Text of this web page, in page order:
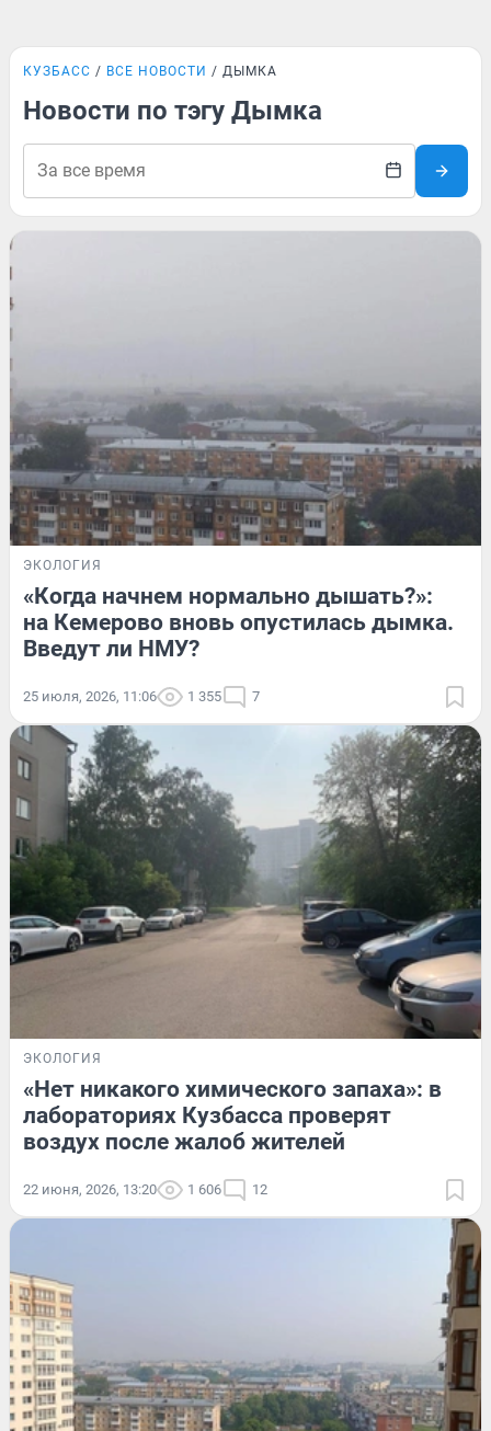
КУЗБАСС ВСЕ НОВОСТИ ДЫМКА
Новости по тэгу Дымка
ЭКОЛОГИЯ
«Когда начнем нормально дышать?»:
на Кемерово вновь опустилась дымка.
Введут ли НМУ?
25 июля, 2026, 11:06 1 355 7
ЭКОЛОГИЯ
«Нет никакого химического запаха»: в
лабораториях Кузбасса проверят
воздух после жалоб жителей
22 июня, 2026, 13:20 1 606 12